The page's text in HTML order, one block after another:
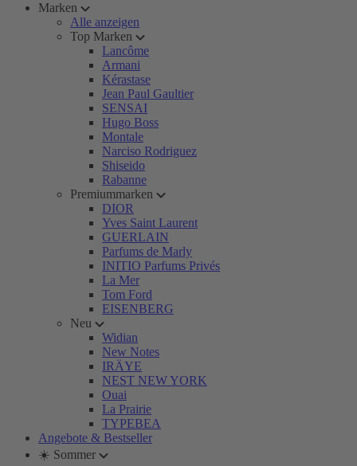
Marken
Alle anzeigen
Top Marken
Lancôme
Armani
Kérastase
Jean Paul Gaultier
SENSAI
Hugo Boss
Montale
Narciso Rodriguez
Shiseido
Rabanne
Premiummarken
DIOR
Yves Saint Laurent
GUERLAIN
Parfums de Marly
INITIO Parfums Privés
La Mer
Tom Ford
EISENBERG
Neu
Widian
New Notes
IRÄYE
NEST NEW YORK
Ouai
La Prairie
TYPEBEA
Angebote & Bestseller
☀️ Sommer